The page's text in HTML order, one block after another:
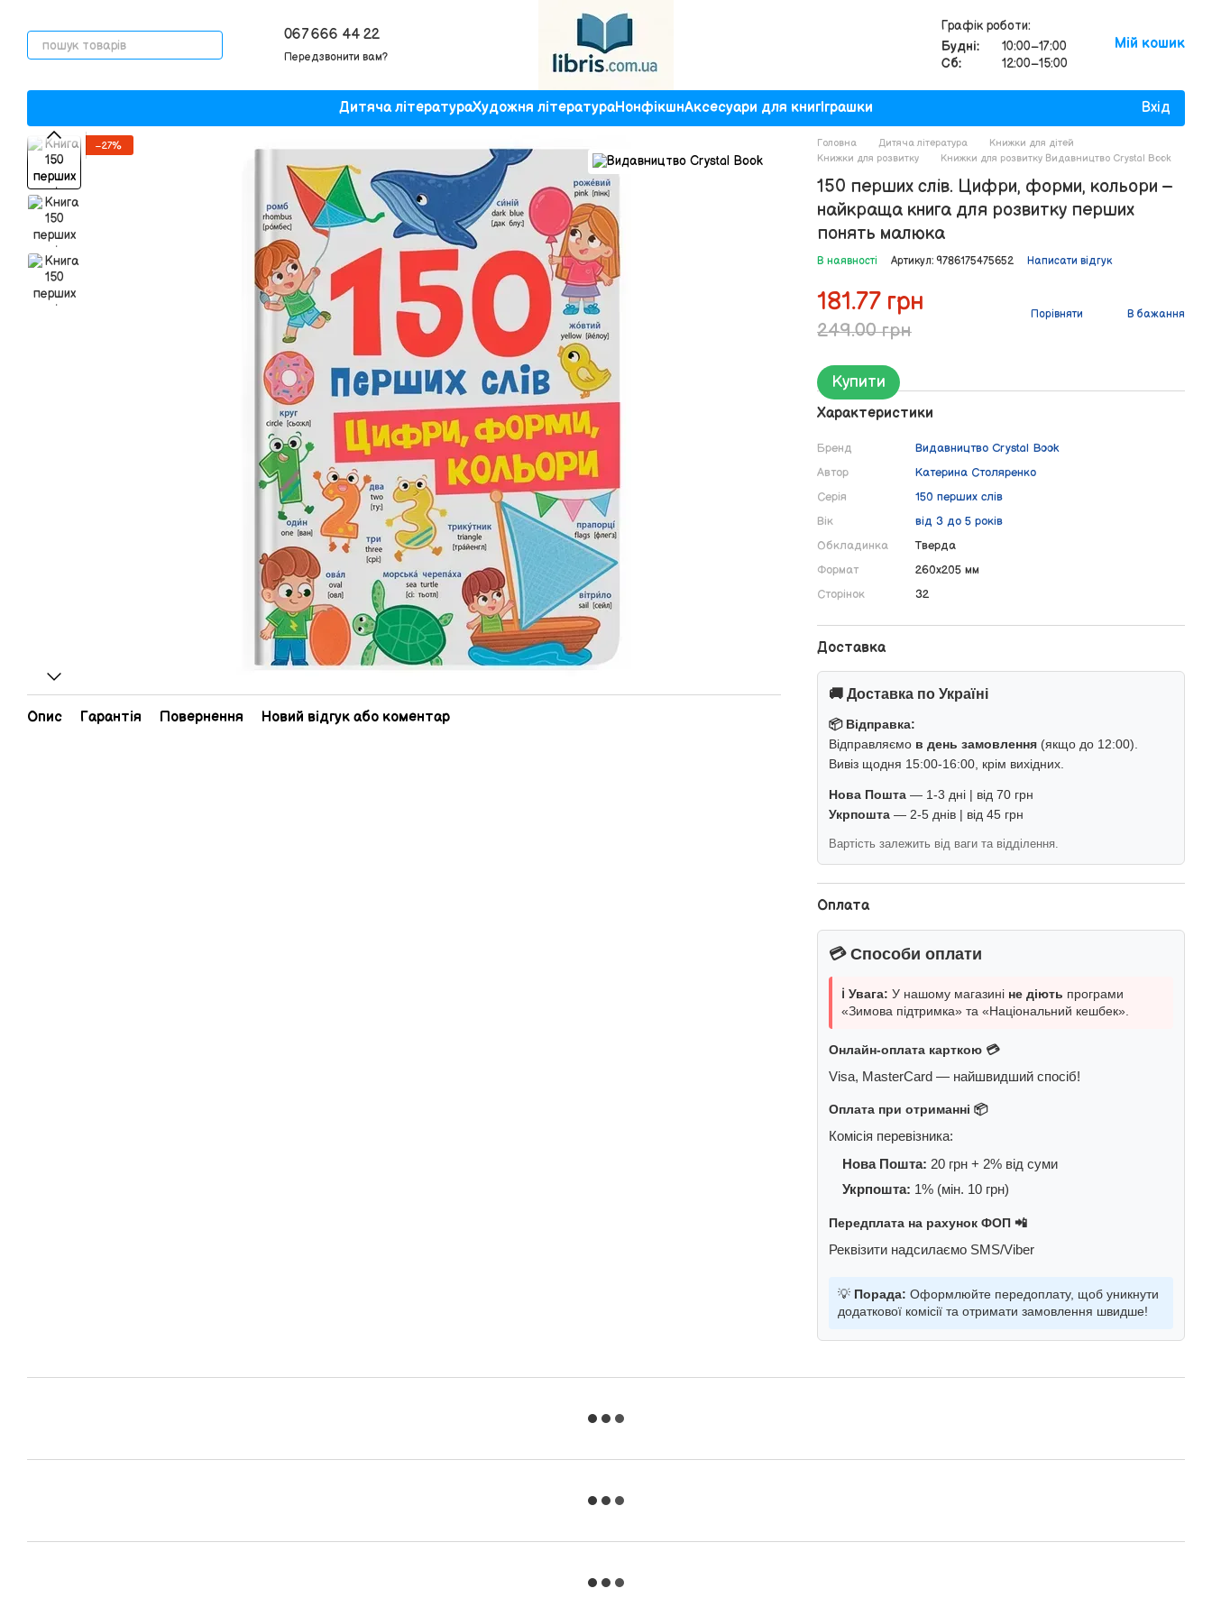
067 666 44 22
Передзвонити вам?
Графік роботи:
Будні:
10:00–17:00
Сб:
12:00–15:00
Мій кошик
Дитяча літератураХудожня літератураНонфікшнАксесуари для книгІграшки Вхід
−27%
Опис Гарантія Повернення Новий відгук або коментар
Головна Дитяча література
Книжки для дітей
Книжки для розвитку
Книжки для розвитку Видавництво Crystal Book
150 перших слів. Цифри, форми, кольори –
найкраща книга для розвитку перших
понять малюка
В наявності Артикул: 9786175475652 Написати відгук
181.77 грн
249.00 грн
Порівняти В бажання
Купити
Характеристики
Бренд
Видавництво Crystal Book
Автор
Катерина Столяренко
Серія
150 перших слів
Вік
від 3 до 5 років
Обкладинка
Тверда
Формат
260х205 мм
Сторінок
32
Доставка
🚚 Доставка по Україні
📦 Відправка:
Відправляємо в день замовлення (якщо до 12:00).
Вивіз щодня 15:00-16:00, крім вихідних.
Нова Пошта — 1-3 дні | від 70 грн
Укрпошта — 2-5 днів | від 45 грн
Вартість залежить від ваги та відділення.
Оплата
💳 Способи оплати
ℹ️ Увага: У нашому магазині не діють програми
«Зимова підтримка» та «Національний кешбек».
Онлайн-оплата карткою 💳
Visa, MasterCard — найшвидший спосіб!
Оплата при отриманні 📦
Комісія перевізника:
Нова Пошта: 20 грн + 2% від суми
Укрпошта: 1% (мін. 10 грн)
Передплата на рахунок ФОП 📲
Реквізити надсилаємо SMS/Viber
💡 Порада: Оформлюйте передоплату, щоб уникнути
додаткової комісії та отримати замовлення швидше!